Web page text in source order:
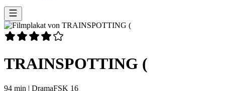
TRAINSPOTTING (
94 min | DramaFSK 16